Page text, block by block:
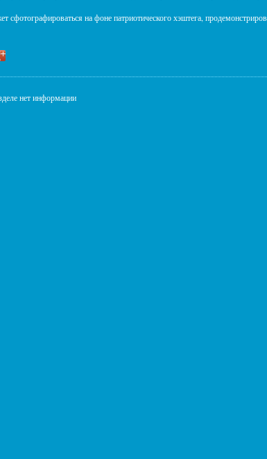
на фоне патриотического хэштега,
нет информации